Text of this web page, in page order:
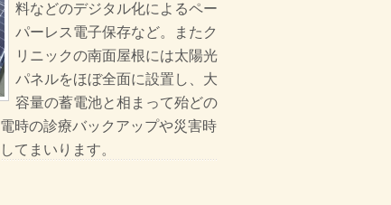
料などのデジタル化によるペー
パーレス電子保存など。またク
リニックの南面屋根には太陽光
パネルをほぼ全面に設置し、大
容量の蓄電池と相まって殆どの
時の診療バックアップや災害時
てまいります。